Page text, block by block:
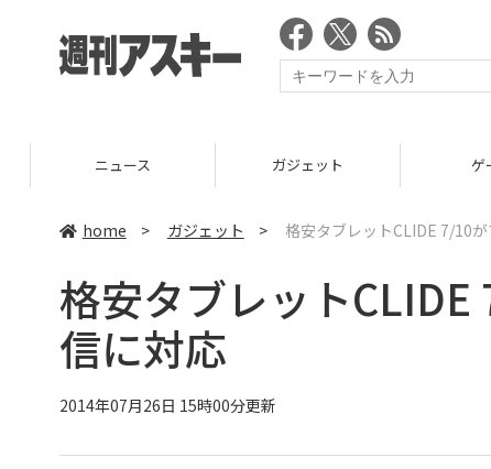
ニュース ガジェット ゲーム
home > ガジェット > 格安タブレットCLIDE 7/10
格安タブレット
信に対応
2014年07月26日 15時00分更新